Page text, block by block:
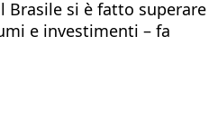
Brasile si è fatto superare
e investimenti – fa